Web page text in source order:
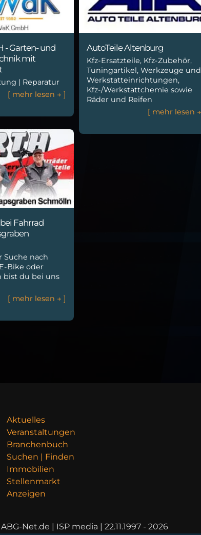
- Garten- und
mit
| Reparatur
[ mehr lesen → ]
AutoTeile Altenburg
Kfz-Ersatzteile, Kfz-Zubehör,
Tuningartikel, Werkzeuge und
Werkstatteinrichtungen,
Kfz-/Werkstattchemie sowie
Räder und Reifen
[ mehr lesen →
Fahrrad
Suche nach
Bike oder
bist du bei uns
[ mehr lesen → ]
Aktuelles
Veranstaltungen
Branchenbuch
Suchen | Finden
Immobilien
Stellenmarkt
Anzeigen
Net.de | ISP media | 22.11.1997 - 2026